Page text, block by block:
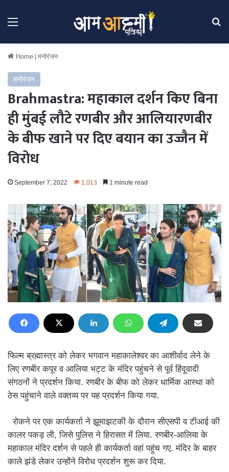
Menu
Home मनोरंजन
मनोरंजन
Brahmastra: महाकाल दर्शन किए बिना
ही मुंबई लौटे रणबीर और आलियारणबीर
के बीफ खाने पर दिए बयान का उज्जैन में
विरोध
September 7, 2022 1,013 1 minute read
फिल्म ब्रह्मास्त्र को लेकर भगवान महाकालेश्वर का आशीर्वाद लेने के
लिए रणबीर कपूर व आलिया भट्ट के मंदिर पहुंचने से पूर्व हिंदूवादी
संगठनों ने प्रदर्शन किया. रणबीर के बीफ को लेकर धार्मिक आस्था को
ठेस पहुंचाने वाले वक्तव्य पर यह प्रदर्शन किया गया.
रोकने पर एक कार्यकर्ता ने झूमाझटकी के दौरान सीएसपी व टीआई की
कालर पकड़ ली, जिसे पुलिस ने हिरासत में लिया. रणबीर-आलिया के
महाकाल मंदिर दर्शन से पहले ही कार्यकर्ता वहां पहुंच गए. मंदिर के बाहर
काले झंडे लेकर उन्होंने विरोध प्रदर्शन शुरू कर दिया.